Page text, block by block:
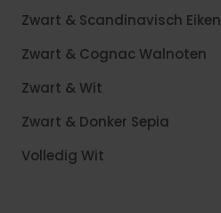
Zwart & Scandinavisch Eiken
Zwart & Cognac Walnoten
Zwart & Wit
Zwart & Donker Sepia
Volledig Wit